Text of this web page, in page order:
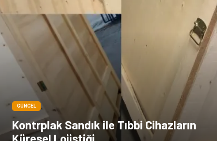
GÜNCEL
Kontrplak Sandık ile Tıbbi Cihazların